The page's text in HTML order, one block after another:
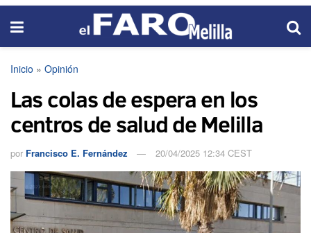
Inicio » Opinión
Las colas de espera en los
centros de salud de Melilla
por Francisco E. Fernández 20/04/2025 12:34 CEST